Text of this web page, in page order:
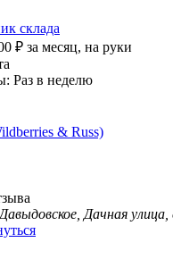
склада
₽ за месяц, на руки
Раз в неделю
& Russ)
Дачная улица,